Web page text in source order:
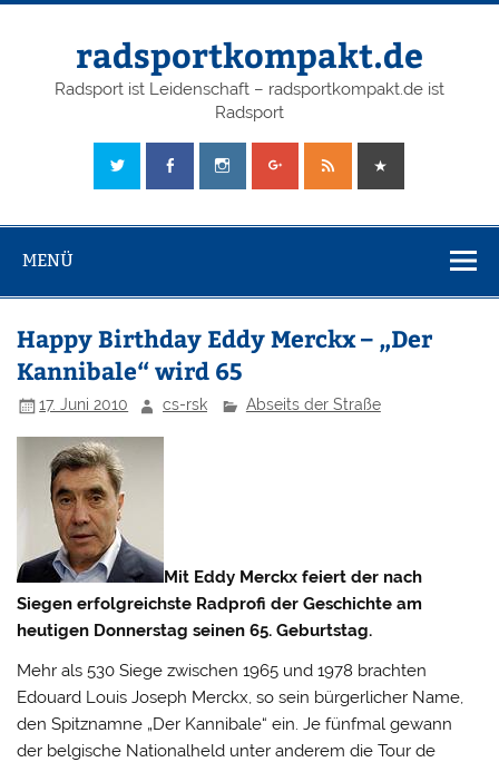
radsportkompakt.de
Radsport ist Leidenschaft – radsportkompakt.de ist
Radsport
MENÜ
Happy Birthday Eddy Merckx – „Der
Kannibale“ wird 65
17. Juni 2010 cs-rsk Abseits der Straße
Mit Eddy Merckx feiert der nach
Siegen erfolgreichste Radprofi der Geschichte am
heutigen Donnerstag seinen 65. Geburtstag.
Mehr als 530 Siege zwischen 1965 und 1978 brachten
Edouard Louis Joseph Merckx, so sein bürgerlicher Name,
den Spitznamne „Der Kannibale“ ein. Je fünfmal gewann
der belgische Nationalheld unter anderem die Tour de